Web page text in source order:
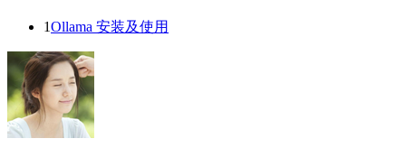
1Ollama 安装及使用